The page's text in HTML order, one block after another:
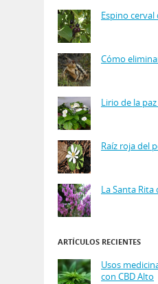
Espino cerval
Cómo
Lirio de la
Raíz roja del
La Santa
ARTÍCULOS RECIENTES
Usos
con CBD Alto